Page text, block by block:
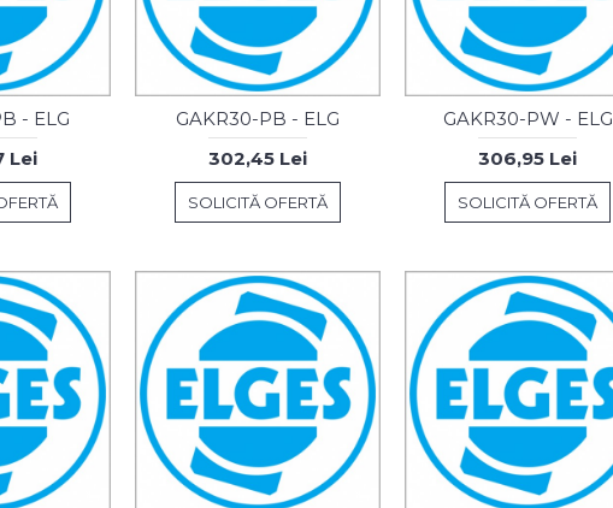
- ELG
Lei
GAKR30-PB - ELG
302,45 Lei
SOLICITĂ OFERTĂ
GAKR30-PW - ELG
306,95 Lei
SOLICITĂ OFERTĂ